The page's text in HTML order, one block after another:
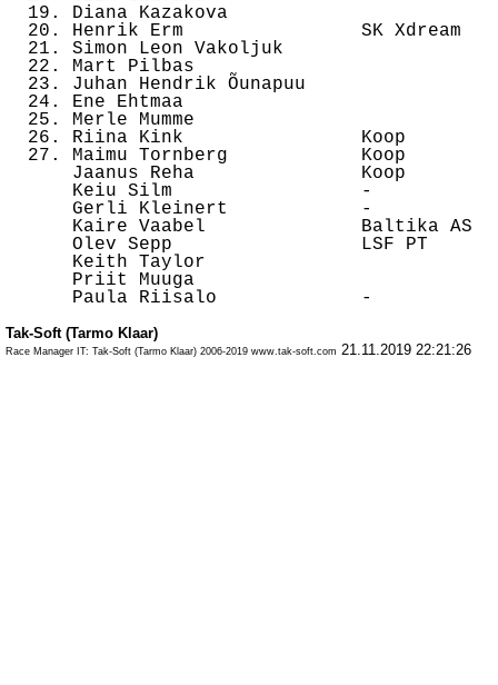
19. Diana Kazakova
20. Henrik Erm                SK Xdream
21. Simon Leon Vakoljuk
22. Mart Pilbas
23. Juhan Hendrik Õunapuu
24. Ene Ehtmaa
25. Merle Mumme
26. Riina Kink                Koop
27. Maimu Tornberg            Koop
Jaanus Reha               Koop
Keiu Silm                 -
Gerli Kleinert            -
Kaire Vaabel
Olev Sepp                 LSF
Keith Taylor
Priit Muuga
Tak-Soft (Tarmo Klaar)
Race Manager IT: Tak-Soft (Tarmo Klaar) 2006-2019 www.tak-soft.com 21.11.2019 22:21:26